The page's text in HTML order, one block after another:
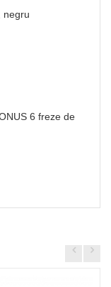
negru
6 freze de